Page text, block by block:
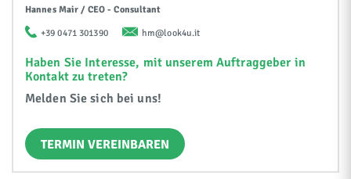
Hannes Mair / CEO - Consultant
+39 0471 301390 hm@look4u.it
Haben Sie Interesse, mit unserem Auftraggeber in
Kontakt zu treten?
Melden Sie sich bei uns!
TERMIN VEREINBAREN